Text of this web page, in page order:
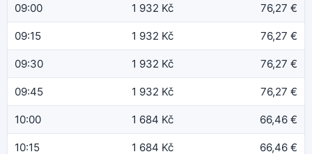
09:00 1 932 Kč 76,27 €
09:15 1 932 Kč 76,27 €
09:30 1 932 Kč 76,27 €
09:45 1 932 Kč 76,27 €
10:00 1 684 Kč 66,46 €
10:15 1 684 Kč 66,46 €